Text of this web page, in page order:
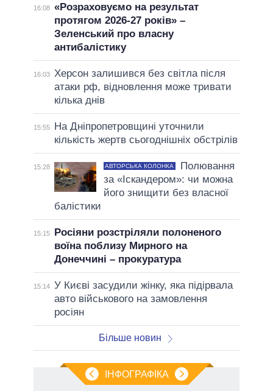
16:08 «Розраховуємо на результат
протягом 2026-27 років» –
Зеленський про власну
антибалістику
16:03
Херсон залишився без світла після
атаки рф, відновлення може тривати
кілька днів
15:55
На Дніпропетровщині уточнили
кількість жертв сьогоднішніх обстрілів
15:28 АВТОРСЬКА КОЛОНКА
Полювання
за «Іскандером»: чи можна
його знищити без власної
балістики
15:15
Росіяни розстріляли полоненого
воїна поблизу Мирного на
Донеччині – прокуратура
15:14 У Києві засудили жінку, яка підірвала
авто військового на замовлення
росіян
Більше новин
ІНФОГРАФІКА